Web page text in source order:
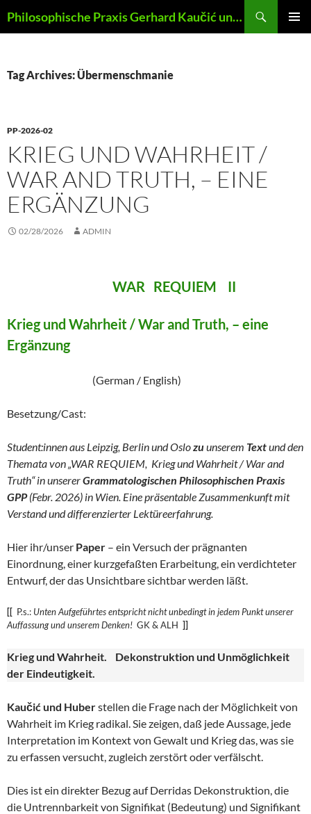
to
Philosophische Praxis Gerhard Kaučić und Anna Lydia Huber
Tag Archives: Übermenschmanie
PP-2026-02
KRIEG UND WAHRHEIT /
WAR AND TRUTH, – EINE
ERGÄNZUNG
02/28/2026 ADMIN
WAR REQUIEM II
Krieg und Wahrheit / War and Truth, – eine
Ergänzung
(German / English)
Besetzung/Cast:
Student:innen aus Leipzig, Berlin und Oslozuunserem Textund den
Themata von „WAR REQUIEM, Krieg und Wahrheit / War and
Truth“ in unsererGrammatologischen Philosophischen Praxis
GPP(Febr. 2026) in Wien. Eine präsentable Zusammenkunft mit
Verstand und differenzierter Lektüreerfahrung.
Hier ihr/unser Paper – ein Versuch der prägnanten
Einordnung, einer kurzgefaßten Erarbeitung, ein verdichteter
Entwurf, der das Unsichtbare sichtbar werden läßt.
[[ P.s.: Unten Aufgeführtes entspricht nicht unbedingt in jedem Punkt unserer
Auffassung und unseremDenken! GK & ALH ]]
Krieg und Wahrheit. Dekonstruktion und Unmöglichkeit
der Eindeutigkeit.
Kaučić und Huberstellen die Frage nach der Möglichkeit von
Wahrheit im Krieg radikal. Sie zeigen, daß jede Aussage, jede
Interpretation im Kontext von Gewalt und Krieg das, was sie
zu erfassen versucht, zugleich zerstört oder verfälscht.
Dies ist ein direkter Bezug auf Derridas Dekonstruktion, die
die Untrennbarkeit von Signifikat (Bedeutung) und Signifikant